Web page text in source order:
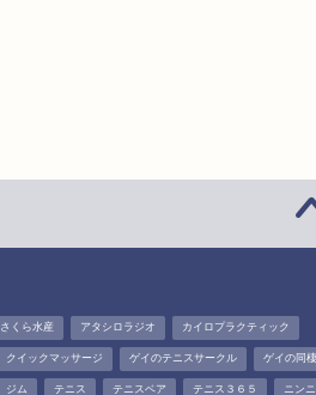
さくら水産 アタシロラジオ カイロプラクティック
クイックマッサージ ゲイのテニスサークル ゲイの同棲
ジム テニス テニスベア テニス３６５ ニン